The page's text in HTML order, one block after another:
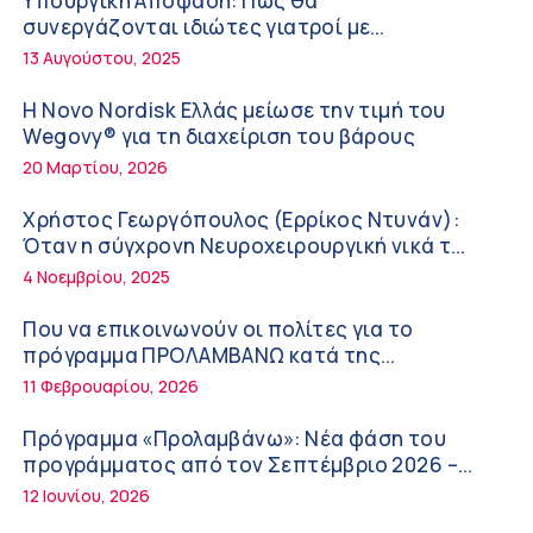
Διακοπές με ασφάλεια
6:20 πμ
Ειρήνη Ζίγκιρη (Ερρίκος Ντυνάν): H θερμική
καταπόνηση στους ηλικιωμένους
εργαζόμενους
6:11 πμ
Σύσκεψη στον ΕΟΦ για την ομαλή λειτουργία
της εφοδιαστικής αλυσίδας των φαρμάκων
στη διάρκεια του καλοκαιριού
12:08 μμ
Μιχάλης Τάτσης, Insurance & Healthcare
Analyst, διευθυντής Επιχειρηματικής
Ανάπτυξης Ομίλου HHG
11:54 πμ
Kavita Patel: Ένα στα πέντε καινοτόμα
φάρμακα φτάνει τελικά στην Ελλάδα
9:21 πμ
Υπάρχει τελικά «δίαιτα θυρεοειδούς»; Τι
συνεργάζονται ιδιώτες γιατροί με
νοσοκομεία του δημοσίου συστήματος
13 Αυγούστου, 2025
Η Novo Nordisk Ελλάς μείωσε την τιμή του
Wegovy® για τη διαχείριση του βάρους
20 Μαρτίου, 2026
Χρήστος Γεωργόπουλος (Ερρίκος Ντυνάν):
Όταν η σύγχρονη Νευροχειρουργική νικά το
φόβο!
4 Νοεμβρίου, 2025
Που να επικοινωνούν οι πολίτες για το
πρόγραμμα ΠΡΟΛΑΜΒΑΝΩ κατά της
παχυσαρκίας
11 Φεβρουαρίου, 2026
Πρόγραμμα «Προλαμβάνω»: Νέα φάση του
προγράμματος από τον Σεπτέμβριο 2026 –
Δωρεάν προληπτικές εξετάσεις έως το 2030
12 Ιουνίου, 2026